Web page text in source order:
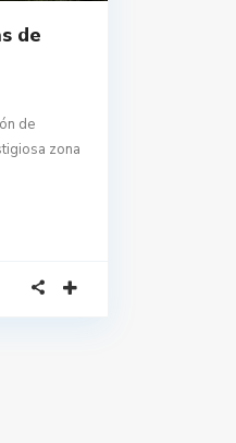
de
de
zona